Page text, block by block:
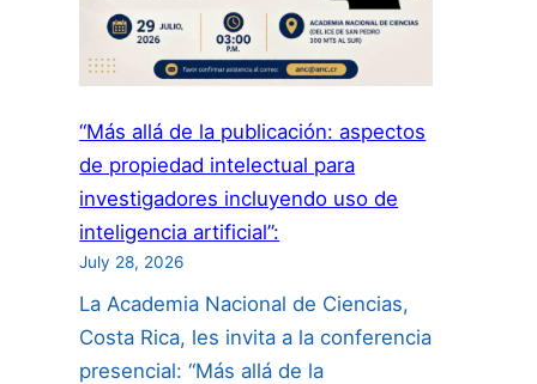
“Más allá de la publicación: aspectos
de propiedad intelectual para
investigadores incluyendo uso de
inteligencia artificial”:
July 28, 2026
La Academia Nacional de Ciencias,
Costa Rica, les invita a la conferencia
presencial: “Más allá de la